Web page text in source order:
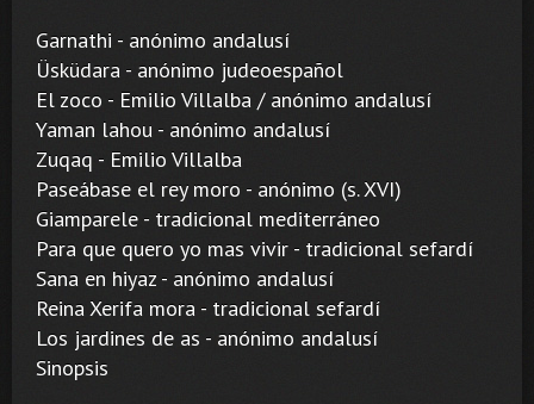
Garnathi - anónimo andalusí
Üsküdara - anónimo judeoespañol
El zoco - Emilio Villalba / anónimo andalusí
Yaman lahou - anónimo andalusí
Zuqaq - Emilio Villalba
Paseábase el rey moro - anónimo (s. XVI)
Giamparele - tradicional mediterráneo
Para que quero yo mas vivir - tradicional sefardí
Sana en hiyaz - anónimo andalusí
Reina Xerifa mora - tradicional sefardí
Los jardines de as - anónimo andalusí
Sinopsis